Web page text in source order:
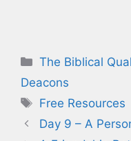
Categories
The Biblical
Deacons
Tags
Free Resources
Day 9 – A